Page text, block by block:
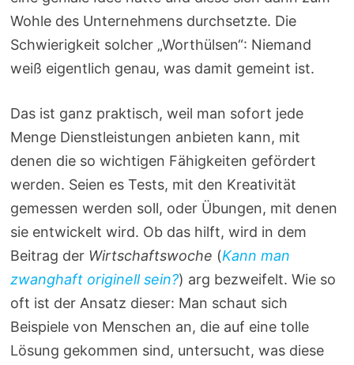
Wohle des Unternehmens durchsetzte. Die
Schwierigkeit solcher „Worthülsen“: Niemand
weiß eigentlich genau, was damit gemeint ist.
Das ist ganz praktisch, weil man sofort jede
Menge Dienstleistungen anbieten kann, mit
denen die so wichtigen Fähigkeiten gefördert
werden. Seien es Tests, mit den Kreativität
gemessen werden soll, oder Übungen, mit denen
sie entwickelt wird. Ob das hilft, wird in dem
Beitrag der Wirtschaftswoche (Kann man
zwanghaft originell sein?) arg bezweifelt. Wie so
oft ist der Ansatz dieser: Man schaut sich
Beispiele von Menschen an, die auf eine tolle
Lösung gekommen sind, untersucht, was diese